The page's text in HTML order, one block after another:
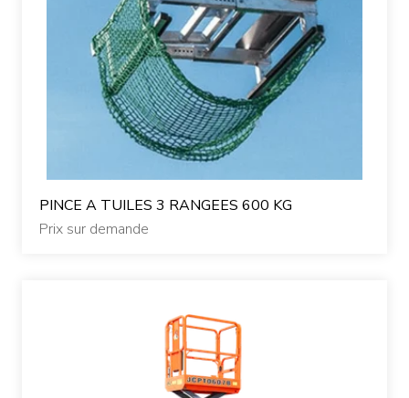
PINCE A TUILES 3 RANGEES 600 KG
Prix sur demande